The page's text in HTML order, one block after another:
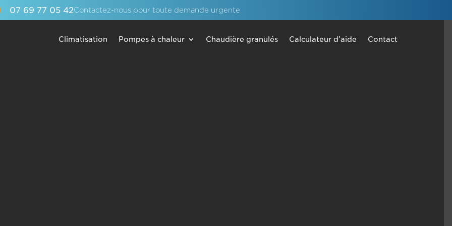
07 69 77 05 42Contactez-nous pour toute demande urgente
Climatisation Pompes à chaleur Chaudière granulés Calculateur d’aide Contact